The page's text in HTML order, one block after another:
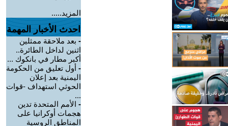
المزيد.....
احدث الأخبار المهمة
- بعد ملاحقة ممثلين
اثنين لداخل الطائرة..
أكبر مطار في بانكوك ...
- أول تعليق من الحكومة
اليمنية بعد إعلان
الحوثي استهداف -قوات
...
- الأمم المتحدة تدين
هجمات أوكرانيا على
المناطق الروسية